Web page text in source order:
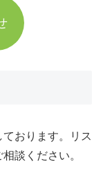
おります。リス
談ください。